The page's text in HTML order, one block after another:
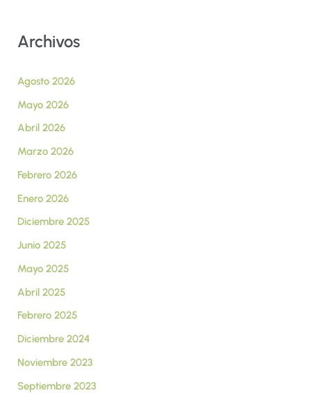
Archivos
Agosto 2026
Mayo 2026
Abril 2026
Marzo 2026
Febrero 2026
Enero 2026
Diciembre 2025
Junio 2025
Mayo 2025
Abril 2025
Febrero 2025
Diciembre 2024
Noviembre 2023
Septiembre 2023